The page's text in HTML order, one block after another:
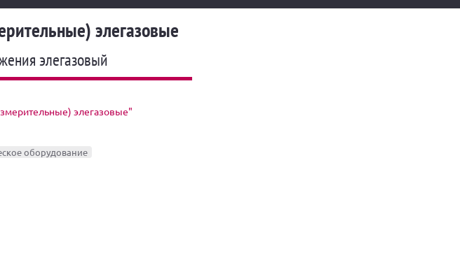
элегазовые
элегазовый
элегазовые"
оборудование